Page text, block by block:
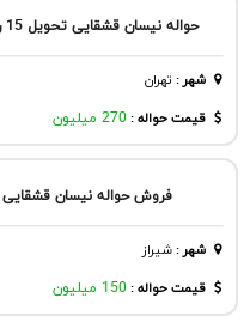
حواله نیسان قشقایی تحویل 15 روزه
شهر: تهران
قیمت حواله : 270 میلیون
فروش حواله نیسان قشقایی
شهر:شيراز
قیمت حواله : 150 میلیون